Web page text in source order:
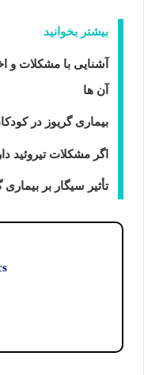
بیشتر بخوانید
آشنایی با مشکلات و
آن ها
بیماری گریوز در
اگر مشکلات تیروئید
تأثیر سیگار بر